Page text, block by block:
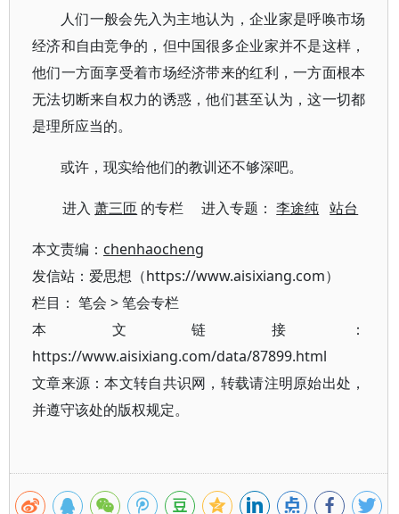
人们一般会先入为主地认为，企业家是呼唤市场
经济和自由竞争的，但中国很多企业家并不是这样，
他们一方面享受着市场经济带来的红利，一方面根本
无法切断来自权力的诱惑，他们甚至认为，这一切都
是理所应当的。
或许，现实给他们的教训还不够深吧。
进入萧三匝 的专栏 进入专题：李途纯 站台
本文责编： chenhaocheng
发信站：爱思想（https://www.aisixiang.com）
栏目： 笔会 >笔会专栏
本文链接：
https://www.aisixiang.com/data/87899.html
文章来源：本文转自共识网，转载请注明原始出处，
并遵守该处的版权规定。